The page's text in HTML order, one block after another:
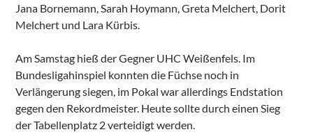
Jana Bornemann, Sarah Hoymann, Greta Melchert, Dorit
Melchert und Lara Kürbis.
Am Samstag hieß der Gegner UHC Weißenfels. Im
Bundesligahinspiel konnten die Füchse noch in
Verlängerung siegen, im Pokal war allerdings Endstation
gegen den Rekordmeister. Heute sollte durch einen Sieg
der Tabellenplatz 2 verteidigt werden.